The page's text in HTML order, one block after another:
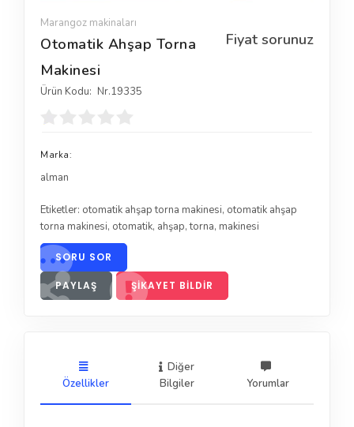
Marangoz makinaları
Fiyat sorunuz
Otomatik Ahşap Torna
Makinesi
Ürün Kodu: Nr.19335
Marka:
alman
Etiketler: otomatik ahşap torna makinesi, otomatik ahşap
torna makinesi, otomatik, ahşap,torna, makinesi
SORU SOR
PAYLAŞ ŞIKAYET BILDIR
Özellikler
Diğer
Bilgiler
Yorumlar